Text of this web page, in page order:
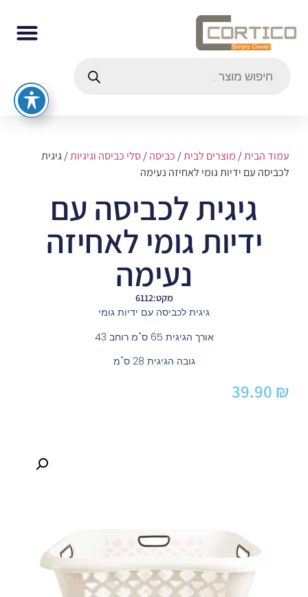
עמוד הבית/מוצרים לבית/כביסה/סלי כביסה וגיגיות/ גיגית
לכביסה עם ידיות גומי לאחיזה נעימה
גיגית לכביסה עם
ידיות גומי לאחיזה
נעימה
מקט:6112
גיגית לכביסה עם ידיות גומי
אורך הגיגית 65 ס"מ רוחב 43
גובה הגיגית 28 ס"מ
39.90 ₪